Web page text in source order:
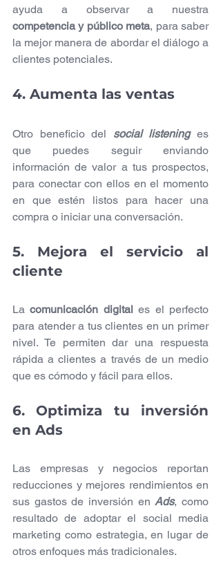
competencia y público meta, para saber
la mejor manera de abordar el diálogo a
clientes potenciales.
4. Aumenta las ventas
Otro beneficio del social listening es
que puedes seguir enviando
información de valor a tus prospectos,
para conectar con ellos en el momento
en que estén listos para hacer una
compra o iniciar una conversación.
5. Mejora el servicio al
cliente
La comunicación digital es el perfecto
para atender a tus clientes en un primer
nivel. Te permiten dar una respuesta
rápida a clientes a través de un medio
que es cómodo y fácil para ellos.
6. Optimiza tu inversión
en Ads
Las empresas y negocios reportan
reducciones y mejores rendimientos en
sus gastos de inversión en Ads, como
resultado de adoptar el social media
marketing como estrategia, en lugar de
otros enfoques más tradicionales.